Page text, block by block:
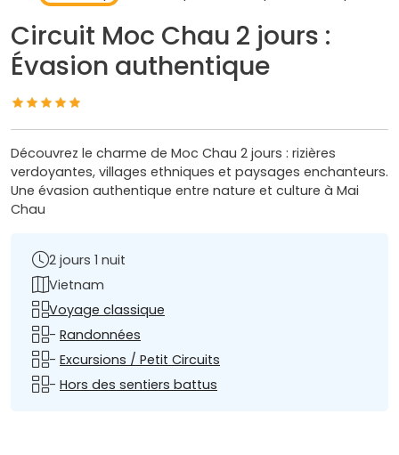
Circuit Moc Chau 2 jours :
Évasion authentique
Découvrez le charme de Moc Chau 2 jours : rizières
verdoyantes, villages ethniques et paysages enchanteurs.
Une évasion authentique entre nature et culture à Mai
Chau
2 jours 1 nuit
Vietnam
Voyage classique
- Randonnées
- Excursions / Petit Circuits
- Hors des sentiers battus